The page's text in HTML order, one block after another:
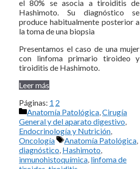
el 80% se asocia a tiroiditis de
Hashimoto. Su diagnóstico se
produce habitualmente posterior a
la toma de una biopsia
Presentamos el caso de una mujer
con linfoma primario tiroideo y
tiroiditis de Hashimoto.
Leer más
Páginas: 1 2
Categorías
Anatomía Patológica,Cirugía
General y del aparato digestivo,
Endocrinología y Nutrición,
Oncología
Etiquetas
Anatomía Patológica,
diagnóstico, Hashimoto,
inmunohistoquímica, linfoma de